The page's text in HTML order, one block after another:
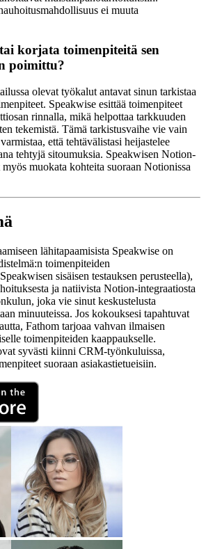
ei muuta
korjata toimenpiteitä sen
poimittu?
olevat työkalut antavat sinun tarkistaa
Speakwise esittää toimenpiteet
rinnalla, mikä helpottaa tarkkuuden
tekemistä. Tämä tarkistusvaihe vie vain
että tehtävälistasi heijastelee
tehtyjä sitoumuksia. Speakwisen Notion-
muokata kohteita suoraan Notionissa
lähitapaamisista Speakwise on
toimenpiteiden
sisäisen testauksen perusteella),
ja natiivista Notion-integraatiosta
joka vie sinut keskustelusta
minuuteissa. Jos kokouksesi tapahtuvat
Fathom tarjoaa vahvan ilmaisen
toimenpiteiden kaappaukselle.
syvästi kiinni CRM-työnkuluissa,
suoraan asiakastietueisiin.